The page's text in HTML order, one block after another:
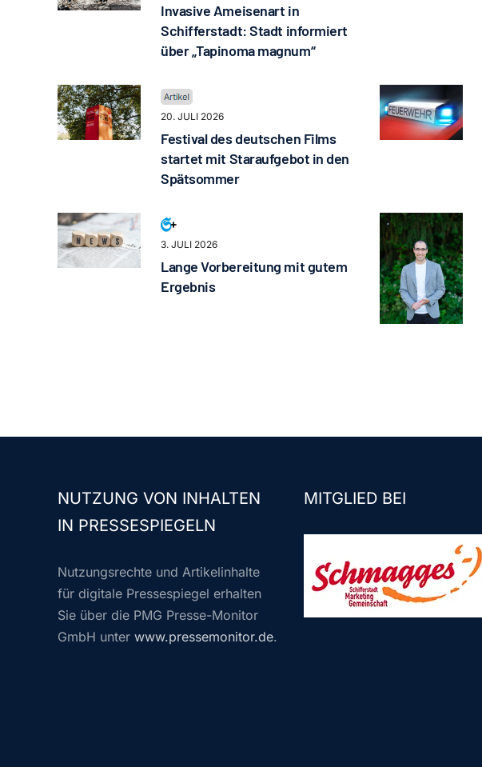
Invasive Ameisenart in
Schifferstadt: Stadt informiert
über „Tapinoma magnum“
20. JULI 2026
Festival des deutschen Films
startet mit Staraufgebot in den
Spätsommer
3. JULI 2026
Lange Vorbereitung mit gutem
Ergebnis
NUTZUNG VON INHALTEN
IN PRESSESPIEGELN
Nutzungsrechte und Artikelinhalte
für digitale Pressespiegel erhalten
Sie über die PMG Presse-Monitor
GmbH unter www.pressemonitor.de.
MITGLIED BEI